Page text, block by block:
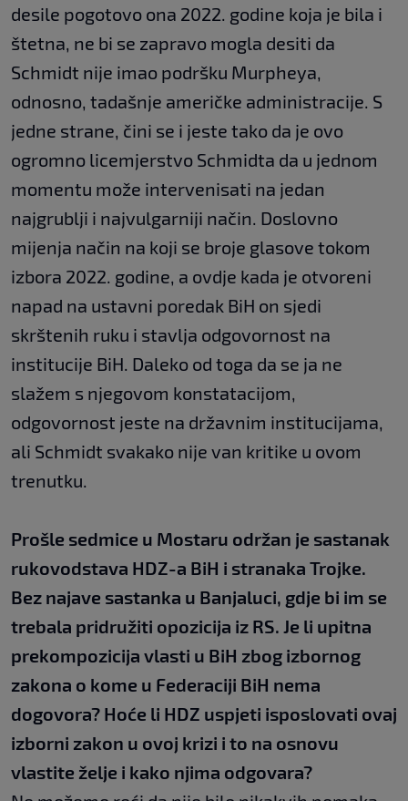
desile pogotovo ona 2022. godine koja je bila i
štetna, ne bi se zapravo mogla desiti da
Schmidt nije imao podršku Murpheya,
odnosno, tadašnje američke administracije. S
jedne strane, čini se i jeste tako da je ovo
ogromno licemjerstvo Schmidta da u jednom
momentu može intervenisati na jedan
najgrublji i najvulgarniji način. Doslovno
mijenja način na koji se broje glasove tokom
izbora 2022. godine, a ovdje kada je otvoreni
napad na ustavni poredak BiH on sjedi
skrštenih ruku i stavlja odgovornost na
institucije BiH. Daleko od toga da se ja ne
slažem s njegovom konstatacijom,
odgovornost jeste na državnim institucijama,
ali Schmidt svakako nije van kritike u ovom
trenutku.
Prošle sedmice u Mostaru održan je sastanak
rukovodstava HDZ-a BiH i stranaka Trojke.
Bez najave sastanka u Banjaluci, gdje bi im se
trebala pridružiti opozicija iz RS. Je li upitna
prekompozicija vlasti u BiH zbog izbornog
zakona o kome u Federaciji BiH nema
dogovora? Hoće li HDZ uspjeti isposlovati ovaj
izborni zakon u ovoj krizi i to na osnovu
vlastite želje i kako njima odgovara?